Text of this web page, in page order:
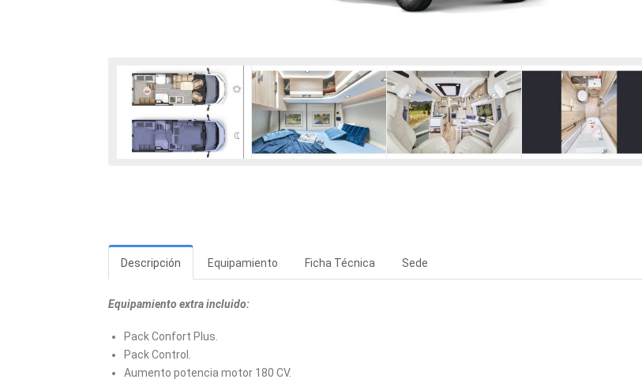
Descripción Equipamiento Ficha Técnica Sede
Equipamiento extra incluido:
Pack Confort Plus.
Pack Control.
Aumento potencia motor 180 CV.